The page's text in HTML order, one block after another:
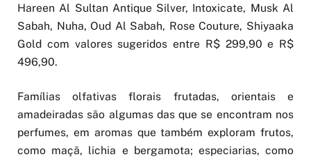
Hareen Al Sultan Antique Silver, Intoxicate, Musk Al
Sabah, Nuha, Oud Al Sabah, Rose Couture, Shiyaaka
Gold com valores sugeridos entre R$ 299,90 e R$
496,90.
Famílias olfativas florais frutadas, orientais e
amadeiradas são algumas das que se encontram nos
perfumes, em aromas que também exploram frutos,
como maçã, lichia e bergamota; especiarias, como